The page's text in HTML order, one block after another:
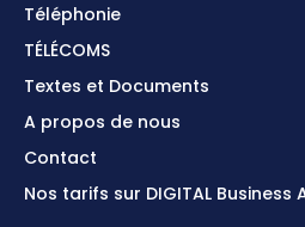
Téléphonie
TÉLÉCOMS
Textes et Documents
A propos de nous
Contact
Nos tarifs sur DIGITAL Business